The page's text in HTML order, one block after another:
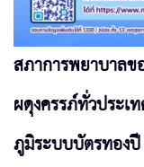
สภาการพยาบาล
ผดุงครรภ์ทั่วประเ
ภูมิระบบบัตรทอง